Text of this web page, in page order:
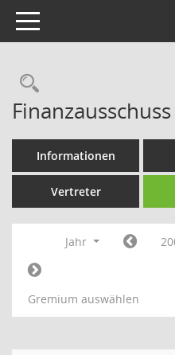
Toggle navigation
Informationen
Vertreter
Jahr
Gremium auswählen